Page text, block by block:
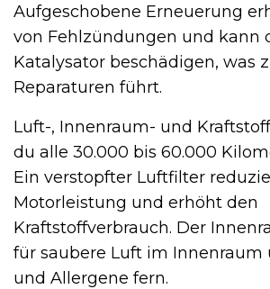
Aufgeschobene Erneuerung
von Fehlzündungen und kann
Katalysator beschädigen, was
Reparaturen führt.
Luft-, Innenraum- und
du alle 30.000 bis 60.000
Ein verstopfter Luftfilter
Motorleistung und erhöht den
Kraftstoffverbrauch. Der
für saubere Luft im Innenraum
und Allergene fern.